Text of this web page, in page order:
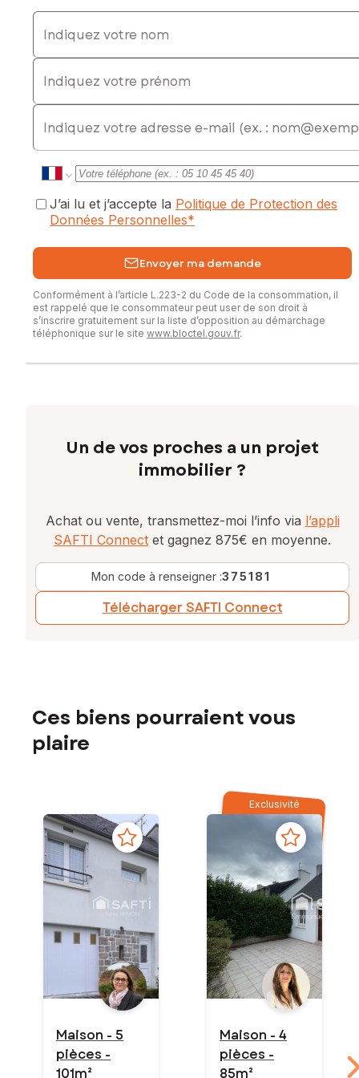
0625146354, E-mail : julien.hivernet@safti.fr - EI - Agent
commercial immatriculé au RSAC de BREST sous le numéro
Indiquez votre nom
Indiquez votre prénom
E-mail
J’ai lu et j’accepte la Politique de Protection des
Données Personnelles*
Envoyer ma demande
Conformément à l’article L.223-2 du Code de la consommation, il
est rappelé que le consommateur peut user de son droit à
s’inscrire gratuitement sur la liste d’opposition au démarchage
téléphonique sur le site www.bloctel.gouv.fr.
Un de vos proches a un projet
immobilier ?
Achat ou vente, transmettez-moi l’info via l’appli
SAFTI Connect et gagnez 875€ en moyenne.
Mon code à renseigner :375181
Télécharger SAFTI Connect
Ces biens pourraient vous
plaire
Maison - 5
pièces -
101m²
Exclusivité
Maison - 4
pièces -
85m²